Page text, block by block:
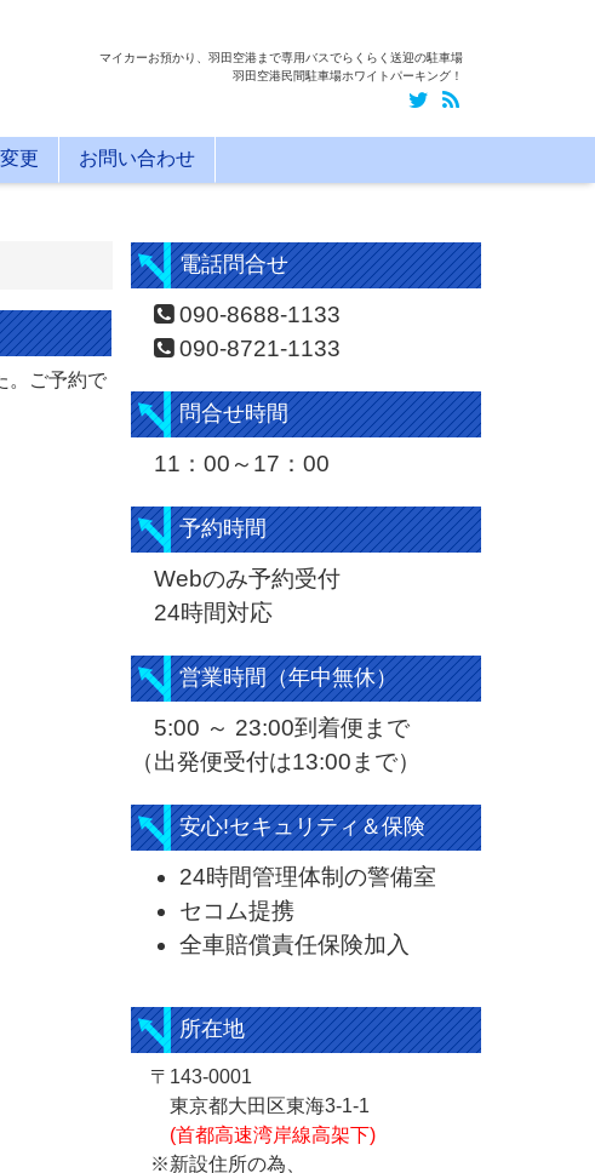
マイカーお預かり、羽田空港まで専用バスでらくらく送迎の駐車場
羽田空港民間駐車場ホワイトパーキング！
更 お問い合わせ
。ご予約で
電話問合せ
090-8688-1133
090-8721-1133
問合せ時間
11：00～17：00
予約時間
Webのみ予約受付
24時間対応
営業時間（年中無休）
5:00 ～ 23:00到着便まで
（出発便受付は13:00まで）
安心!セキュリティ＆保険
24時間管理体制の警備室
セコム提携
全車賠償責任保険加入
所在地
〒143-0001
東京都大田区東海3-1-1
(首都高速湾岸線高架下)
※新設住所の為、